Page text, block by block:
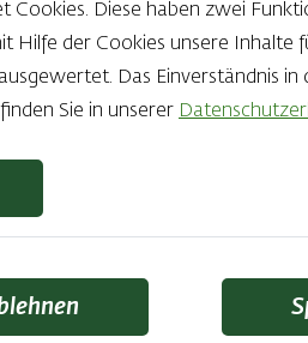
Unsere
Cookies. Diese haben zwei
Hilfe der Cookies unsere
Das Einverständnis
Sie in unserer